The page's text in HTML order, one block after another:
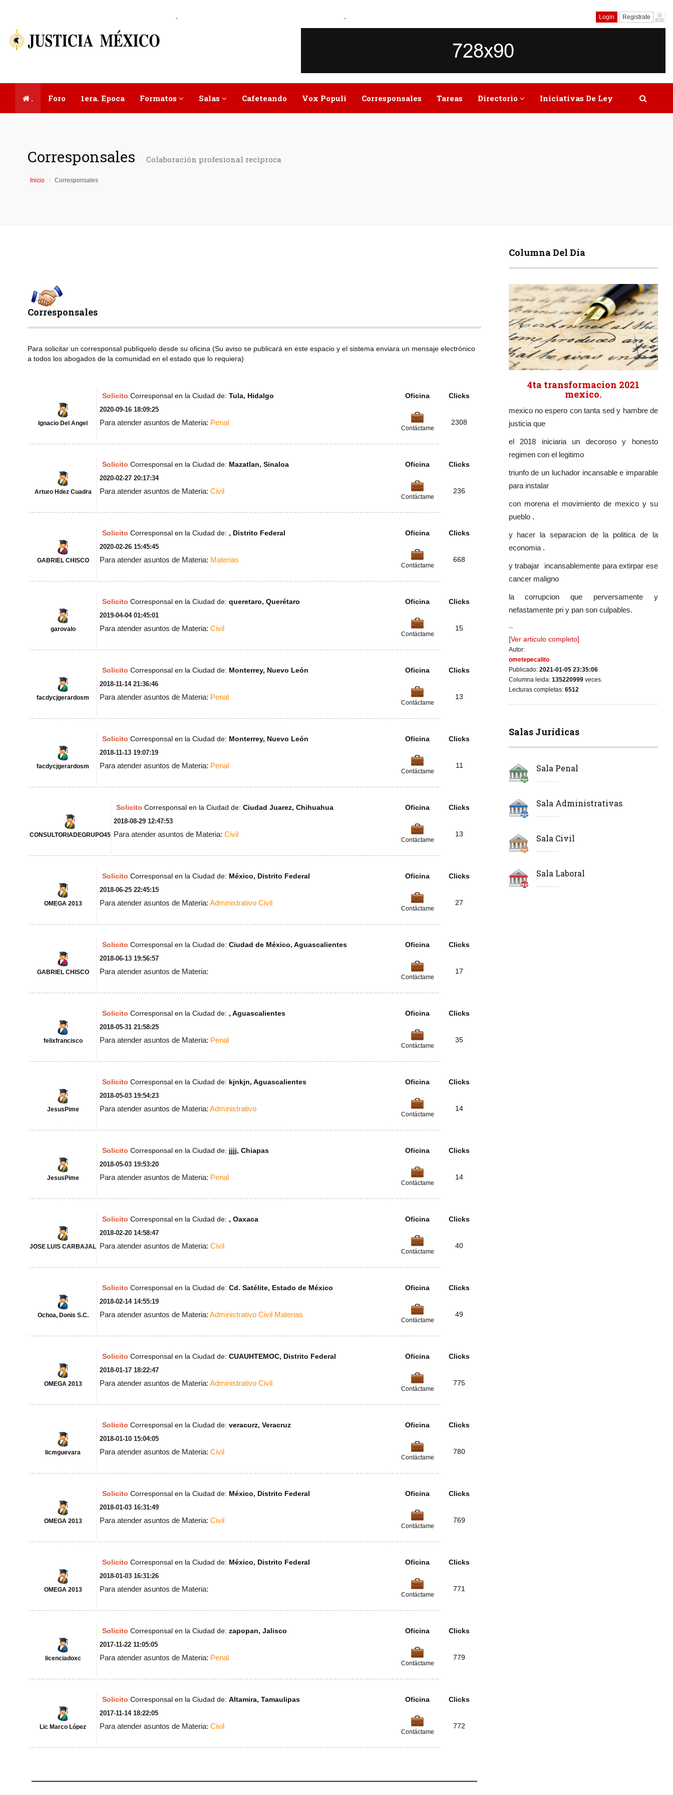
. . Login Registrate
. Foro 1era. Epoca Formatos Salas Cafeteando Vox Populi Corresponsales Tareas Directorio Iniciativas De Ley
Corresponsales Colaboración profesional recíproca
Inicio Corresponsales
Corresponsales
Para solicitar un corresponsal publíquelo desde su oficina (Su aviso se publicará en este espacio y el sistema enviara un mensaje electrónico
a todos los abogados de la comunidad en el estado que lo requiera)
Ignacio Del Angel
Solicito Corresponsal en la Ciudad de: Tula, Hidalgo Oficina Clicks
2020-09-16 18:09:25
Para atender asuntos de Materia: Penal
Contáctame
2308
Arturo Hdez Cuadra
Solicito Corresponsal en la Ciudad de: Mazatlan, Sinaloa Oficina Clicks
2020-02-27 20:17:34
Para atender asuntos de Materia: Civil
Contáctame
236
GABRIEL CHISCO
Solicito Corresponsal en la Ciudad de: , Distrito Federal Oficina Clicks
2020-02-26 15:45:45
Para atender asuntos de Materia: Materias
Contáctame
668
garovalo
Solicito Corresponsal en la Ciudad de: queretaro, Querétaro Oficina Clicks
2019-04-04 01:45:01
Para atender asuntos de Materia: Civil
Contáctame
15
facdycjgerardosm
Solicito Corresponsal en la Ciudad de: Monterrey, Nuevo León Oficina Clicks
2018-11-14 21:36:46
Para atender asuntos de Materia: Penal
Contáctame
13
facdycjgerardosm
Solicito Corresponsal en la Ciudad de: Monterrey, Nuevo León Oficina Clicks
2018-11-13 19:07:19
Para atender asuntos de Materia: Penal
Contáctame
11
CONSULTORIADEGRUPO45
Solicito Corresponsal en la Ciudad de: Ciudad Juarez, Chihuahua Oficina Clicks
2018-08-29 12:47:53
Para atender asuntos de Materia: Civil
Contáctame
13
OMEGA 2013
Solicito Corresponsal en la Ciudad de: México, Distrito Federal Oficina Clicks
2018-06-25 22:45:15
Para atender asuntos de Materia: Administrativo Civil
Contáctame
27
GABRIEL CHISCO
Solicito Corresponsal en la Ciudad de: Ciudad de México, Aguascalientes Oficina Clicks
2018-06-13 19:56:57
Para atender asuntos de Materia:
Contáctame
17
felixfrancisco
Solicito Corresponsal en la Ciudad de: , Aguascalientes Oficina Clicks
2018-05-31 21:58:25
Para atender asuntos de Materia: Penal
Contáctame
35
JesusPime
Solicito Corresponsal en la Ciudad de: kjnkjn, Aguascalientes Oficina Clicks
2018-05-03 19:54:23
Para atender asuntos de Materia: Administrativo
Contáctame
14
JesusPime
Solicito Corresponsal en la Ciudad de: jjjj, Chiapas Oficina Clicks
2018-05-03 19:53:20
Para atender asuntos de Materia: Penal
Contáctame
14
JOSE LUIS CARBAJAL
Solicito Corresponsal en la Ciudad de: , Oaxaca Oficina Clicks
2018-02-20 14:58:47
Para atender asuntos de Materia: Civil
Contáctame
40
Ochoa, Donis S.C.
Solicito Corresponsal en la Ciudad de: Cd. Satélite, Estado de México Oficina Clicks
2018-02-14 14:55:19
Para atender asuntos de Materia: Administrativo Civil Materias
Contáctame
49
OMEGA 2013
Solicito Corresponsal en la Ciudad de: CUAUHTEMOC, Distrito Federal Oficina Clicks
2018-01-17 18:22:47
Para atender asuntos de Materia: Administrativo Civil
Contáctame
775
licmguevara
Solicito Corresponsal en la Ciudad de: veracurz, Veracruz Oficina Clicks
2018-01-10 15:04:05
Para atender asuntos de Materia: Civil
Contáctame
780
OMEGA 2013
Solicito Corresponsal en la Ciudad de: México, Distrito Federal Oficina Clicks
2018-01-03 16:31:49
Para atender asuntos de Materia: Civil
Contáctame
769
OMEGA 2013
Solicito Corresponsal en la Ciudad de: México, Distrito Federal Oficina Clicks
2018-01-03 16:31:26
Para atender asuntos de Materia:
Contáctame
771
licenciadoxc
Solicito Corresponsal en la Ciudad de: zapopan, Jalisco Oficina Clicks
2017-11-22 11:05:05
Para atender asuntos de Materia: Penal
Contáctame
779
Lic Marco López
Solicito Corresponsal en la Ciudad de: Altamira, Tamaulipas Oficina Clicks
2017-11-14 18:22:05
Para atender asuntos de Materia: Civil
Contáctame
772
Columna Del Día
4ta transformacion 2021
mexico.
mexico no espero con tanta sed y hambre de
justicia que
el 2018 iniciaria un decoroso y honesto
regimen con el legitimo
triunfo de un luchador incansable e imparable
para instalar
con morena el movimiento de mexico y su
pueblo .
y hacer la separacion de la politica de la
economia .
y trabajar incansablemente para extirpar ese
cancer maligno
la corrupcion que perversamente y
nefastamente pri y pan son culpables.
...
[Ver articulo completo]
Autor:
ometepecalito
Publicado: 2021-01-05 23:35:06
Columna leida: 135220999veces.
Lecturas completas: 6512
Salas Jurídicas
Sala Penal
Sala Administrativas
Sala Civil
Sala Laboral